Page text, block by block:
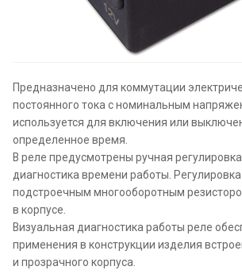
Предназначено для коммутации
постоянного тока с номинальным
используется для включения или
определенное время.
В реле предусмотрены ручная
диагностика времени работы.
подстроечным многооборотным
в корпусе.
Визуальная диагностика работы реле
применения в конструкции изделия
и прозрачного корпуса.